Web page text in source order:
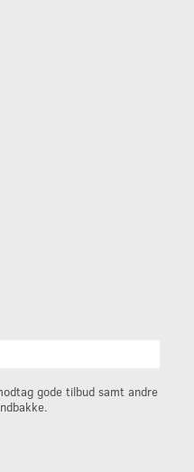
gode tilbud samt andre